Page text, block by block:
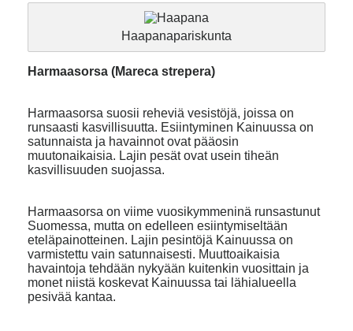
Haapanapariskunta
Harmaasorsa (Mareca strepera)
Harmaasorsa suosii reheviä vesistöjä, joissa on
runsaasti kasvillisuutta. Esiintyminen Kainuussa on
satunnaista ja havainnot ovat pääosin
muutonaikaisia. Lajin pesät ovat usein tiheän
kasvillisuuden suojassa.
Harmaasorsa on viime vuosikymmeninä runsastunut
Suomessa, mutta on edelleen esiintymiseltään
eteläpainotteinen. Lajin pesintöjä Kainuussa on
varmistettu vain satunnaisesti. Muuttoaikaisia
havaintoja tehdään nykyään kuitenkin vuosittain ja
monet niistä koskevat Kainuussa tai lähialueella
pesivää kantaa.